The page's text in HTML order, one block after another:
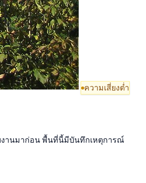
ความเสี่ยงต่ำ
งานมาก่อน พื้นที่นี้มีบันทึกเหตุการณ์